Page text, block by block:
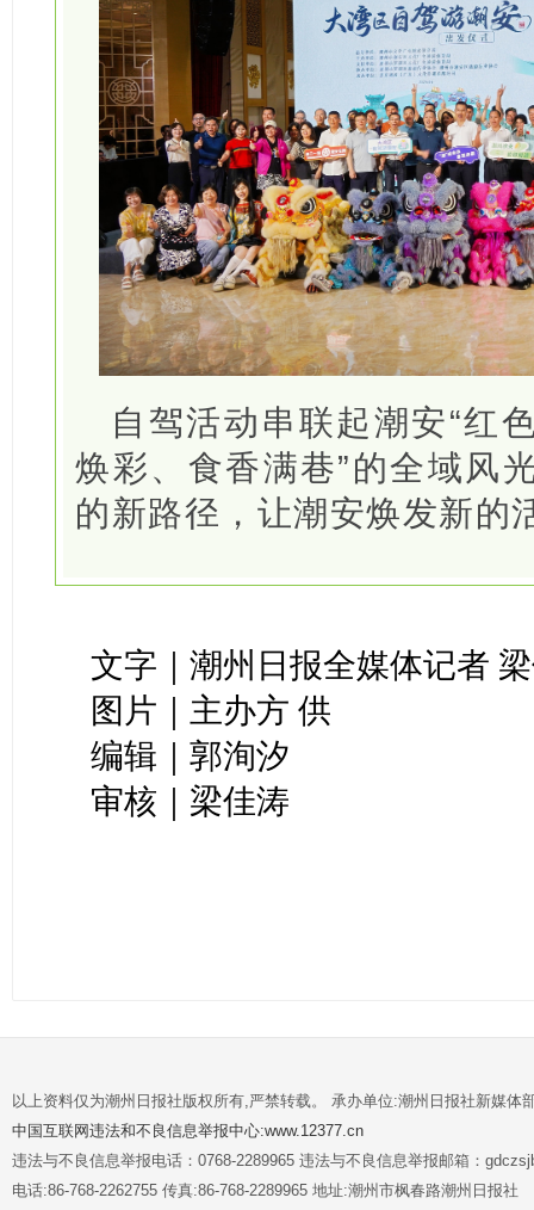
自驾活动串联起潮安“红
焕彩、食香满巷”的全域风
的新路径，让潮安焕发新的
文字｜潮州日报全媒体记者
图片｜主办方 供
编辑｜郭洵汐
审核｜梁佳涛
以上资料仅为潮州日报社版权所有,严禁转载。 承办单位:潮州日报社新媒体
中国互联网违法和不良信息举报中心:www.12377.cn
违法与不良信息举报电话：0768-2289965 违法与不良信息举报邮箱：
电话:86-768-2262755 传真:86-768-2289965 地址:潮州市枫春路潮州日报社